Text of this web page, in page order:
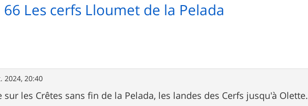
66 Les cerfs Lloumet de la Pelada
2024, 20:40
sur les Crêtes sans fin de la Pelada, les landes des Cerfs jusqu'à Olette.